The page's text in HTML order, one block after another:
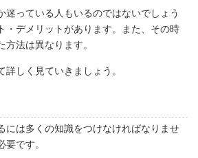
迷っている人もいるのではないでしょう
・デメリットがあります。また、その時
法は異なります。
しく見ていきましょう。
には多くの知識をつけなければなりませ
要です。